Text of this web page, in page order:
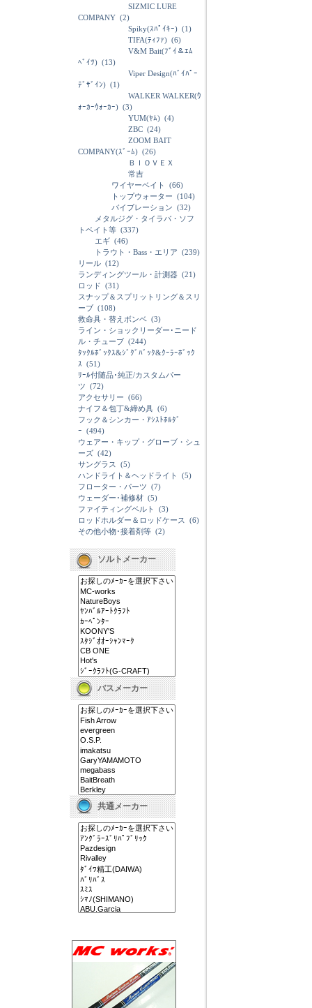
SIZMIC LURE
COMPANY (2)
Spiky(ｽﾊﾟｲｷｰ) (1)
TIFA(ﾃｨﾌｧ) (6)
V&M Bait(ﾌﾞｲ＆ｴﾑ
ﾍﾞｲﾂ) (13)
Viper Design(ﾊﾞｲﾊﾟｰ
ﾃﾞｻﾞｲﾝ) (1)
WALKER WALKER(ｳ
ｫｰｶｰｳｫｰｶｰ) (3)
YUM(ﾔﾑ) (4)
ZBC (24)
ZOOM BAIT
COMPANY(ｽﾞｰﾑ) (26)
ＢＩＯＶＥＸ
常吉
ワイヤーベイト
(66)
トップウォーター (104)
バイブレーション (32)
メタルジグ・タイラバ・ソフ
トベイト等 (337)
エギ (46)
トラウト・Bass・エリア (239)
リール (12)
ランディングツール・計測器 (21)
ロッド (31)
スナップ＆スプリットリング＆スリ
ーブ (108)
救命具・替えボンベ (3)
ライン・ショックリーダー･ニード
ル・チューブ (244)
ﾀｯｸﾙﾎﾞｯｸｽ&ｼﾞｸﾞﾊﾞｯｸ&ｸｰﾗｰﾎﾞｯｸ
ｽ (51)
ﾘｰﾙ付随品･純正/カスタムパー
ツ (72)
アクセサリー (66)
ナイフ＆包丁&締め具 (6)
フック＆シンカー・ｱｼｽﾄﾎﾙﾀﾞ
ｰ (494)
ウェアー・キップ・グローブ・シュ
ーズ (42)
サングラス
(5)
ハンドライト＆ヘッドライト
(5)
フローター・パーツ (7)
ウェーダー･補修材 (5)
ファイティングベルト
(3)
ロッドホルダー＆ロッドケース
(6)
その他小物･接着剤等 (2)
ソルトメーカー
バスメーカー
共通メーカー